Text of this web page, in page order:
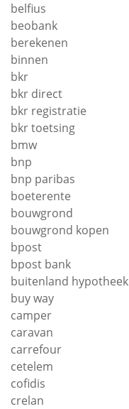
belfius
beobank
berekenen
binnen
bkr
bkr direct
bkr registratie
bkr toetsing
bmw
bnp
bnp paribas
boeterente
bouwgrond
bouwgrond kopen
bpost
bpost bank
buitenland hypotheek
buy way
camper
caravan
carrefour
cetelem
cofidis
crelan